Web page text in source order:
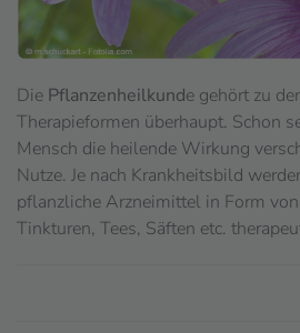
Die Pflanzenheilkunde gehört zu
Therapieformen überhaupt. Schon
Mensch die heilende Wirkung
Nutze. Je nach Krankheitsbild
pflanzliche Arzneimittel in Form
Tinkturen, Tees, Säften etc.